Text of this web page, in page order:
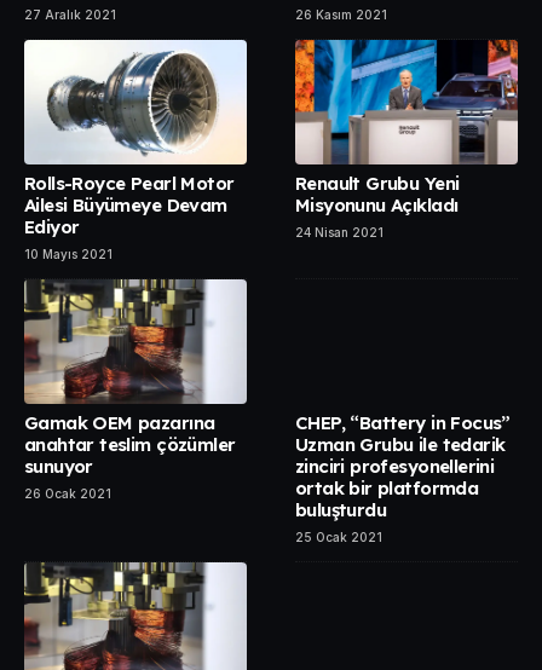
27 Aralık 2021 26 Kasım 2021
Rolls-Royce Pearl Motor
Ailesi Büyümeye Devam
Ediyor
10 Mayıs 2021
Renault Grubu Yeni
Misyonunu Açıkladı
24 Nisan 2021
Gamak OEM pazarına
anahtar teslim çözümler
sunuyor
26 Ocak 2021
CHEP, “Battery in Focus”
Uzman Grubu ile tedarik
zinciri profesyonellerini
ortak bir platformda
buluşturdu
25 Ocak 2021